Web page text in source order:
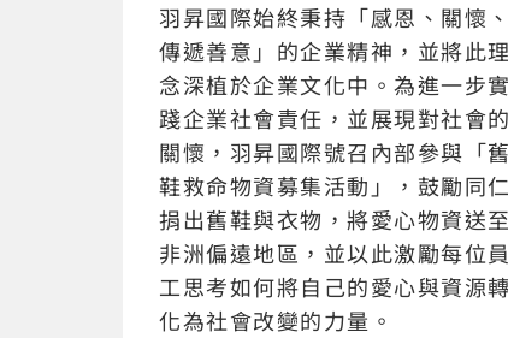
羽昇國際始終秉持「感恩、關懷、
傳遞善意」的企業精神，並將此理
念深植於企業文化中。為進一步實
踐企業社會責任，並展現對社會的
關懷，羽昇國際號召內部參與「舊
鞋救命物資募集活動」，鼓勵同仁
捐出舊鞋與衣物，將愛心物資送至
非洲偏遠地區，並以此激勵每位員
工思考如何將自己的愛心與資源轉
化為社會改變的力量。